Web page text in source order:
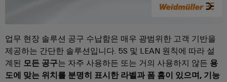
성
을
위
한
태
치
패
널
업무 현장 솔루션 공구 수납함은 매우 광범위한 고객 기반을
제공하는 간단한 솔루션입니다. 5S 및 LEAN 원칙에 따라 설
계된 모든 공구는 자주 사용하든 또는 거의 사용하지 않든 용
도에 맞는 위치를 분명히 표시한 라벨과 폼 홈이 있으며, 기능